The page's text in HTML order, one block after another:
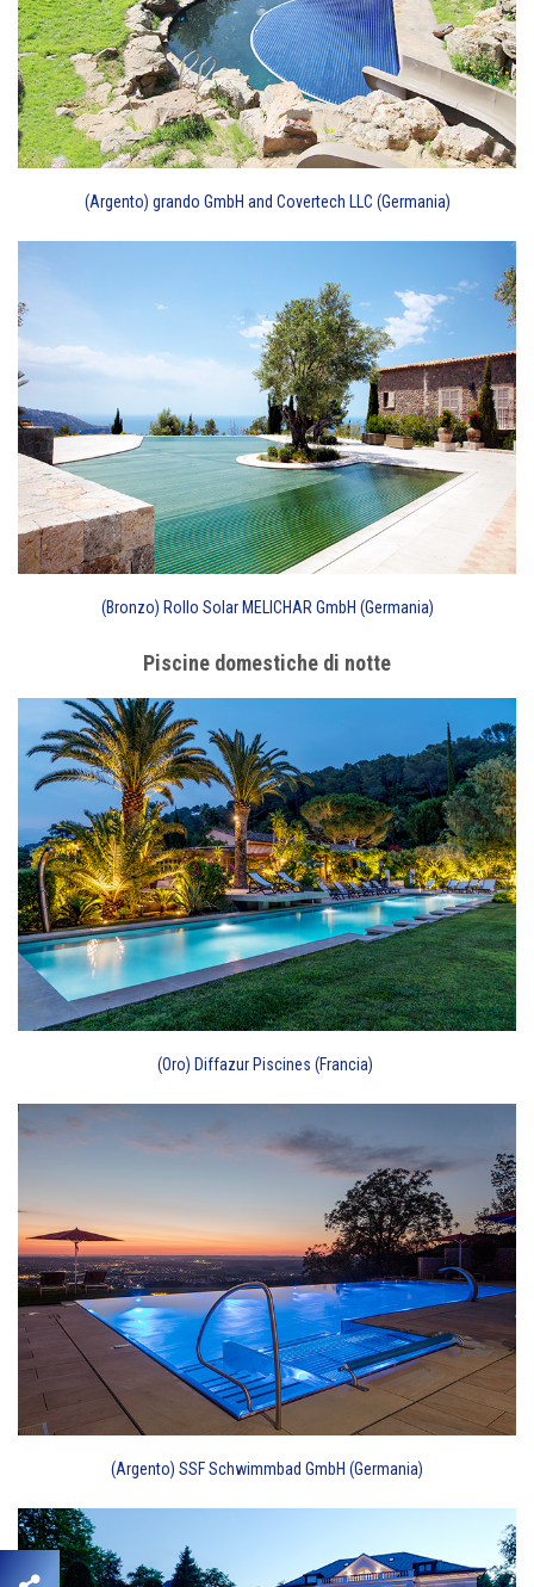
(Argento) grando GmbH and Covertech LLC (Germania)
(Bronzo) Rollo Solar MELICHAR GmbH (Germania)
Piscine domestiche di notte
(Oro) Diffazur Piscines (Francia)
(Argento) SSF Schwimmbad GmbH (Germania)